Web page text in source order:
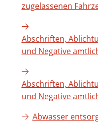
zugelassenen
Abschriften,
und Negative
Abschriften,
und Negative
Abwasser